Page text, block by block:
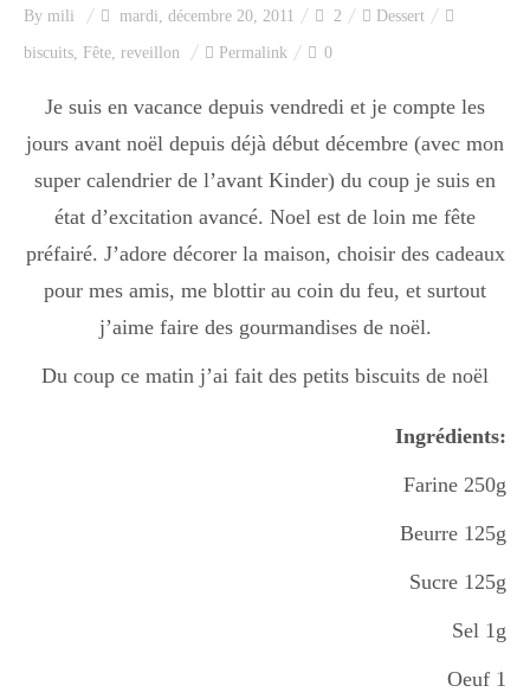
Index des recettes
Catégories
Apéro
Entrée
plats
By mili mardi, décembre 20, 2011 2 Dessert
biscuits, Fête, reveillon Permalink 0
Je suis en vacance depuis vendredi et je compte les
jours avant noël depuis déjà début décembre (avec mon
super calendrier de l’avant Kinder) du coup je suis en
état d’excitation avancé. Noel est de loin me fête
préfairé. J’adore décorer la maison, choisir des cadeaux
pour mes amis, me blottir au coin du feu, et surtout
j’aime faire des gourmandises de noël.
Du coup ce matin j’ai fait des petits biscuits de noël
Ingrédients:
Farine 250g
Beurre 125g
Sucre 125g
Sel 1g
Oeuf 1